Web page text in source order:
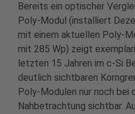
Bereits ein optischer
Poly-Modul (installiert
mit einem aktuellen Poly-
mit 285 Wp) zeigt
letzten 15 Jahren im c-Si
deutlich sichtbaren
Poly-Modulen nur noch bei
Nahbetrachtung sichtbar.